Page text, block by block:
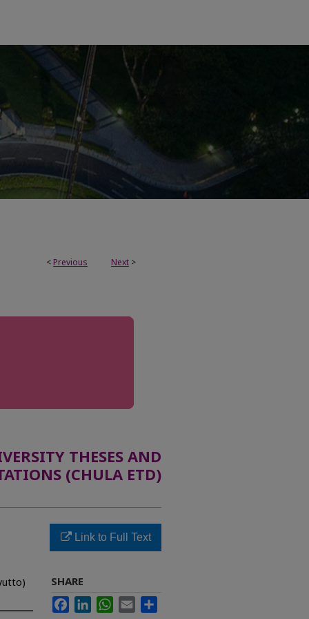
< Previous Next >
THESES AND
(CHULA ETD)
Link to Full Text
SHARE
FacebookLinkedInWhatsApp
Email